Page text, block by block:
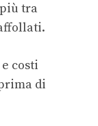
tra
costi
di